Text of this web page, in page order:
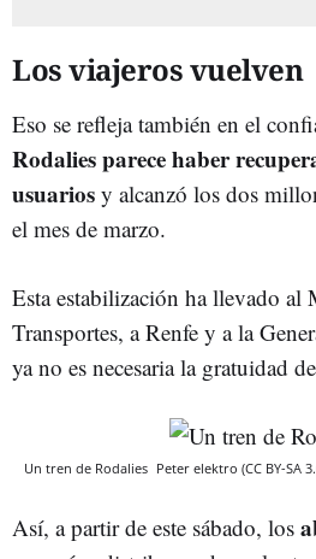
Los viajeros vuelven
Eso se refleja también en el
Rodalies parece haber
usuarios y alcanzó los dos
el mes de marzo.
Esta estabilización ha llevado al
Transportes, a Renfe y a la
ya no es necesaria la gratuidad
Un tren de Rodalies Peter elektro (CC BY-SA
Así, a partir de este sábado, los